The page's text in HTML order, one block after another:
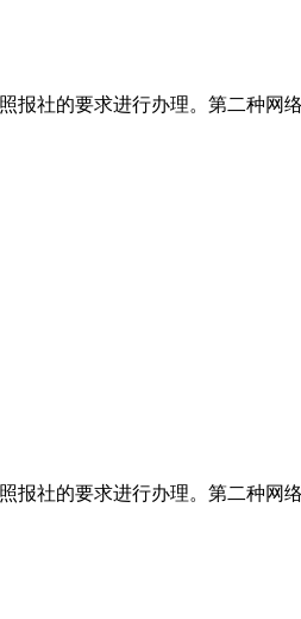
社的要求进行办理。第二种网
社的要求进行办理。第二种网